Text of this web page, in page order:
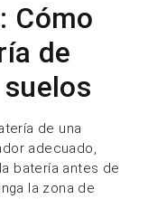
Cómo
de
de una
adecuado,
batería antes de
la zona de